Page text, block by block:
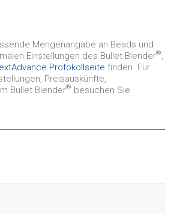
Mengenangabe an Beads und
Einstellungen des Bullet Blender®,
Protokollseite finden. Für
Preisauskünfte,
Bullet Blender® besuchen Sie